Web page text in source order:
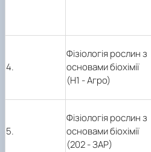
4.
Фізіологія рослин з
основами біохімії
(Н1 - Агро)
5.
Фізіологія рослин з
основами біохімії
(202 - ЗАР)